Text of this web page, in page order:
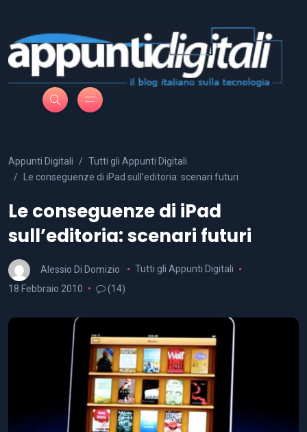
Appunti Digitali
Tutti gli Appunti Digitali
Le conseguenze di iPad sull’editoria: scenari futuri
Le conseguenze di iPad
sull’editoria: scenari futuri
Alessio Di Domizio
Tutti gli Appunti Digitali
18 Febbraio 2010
(14)